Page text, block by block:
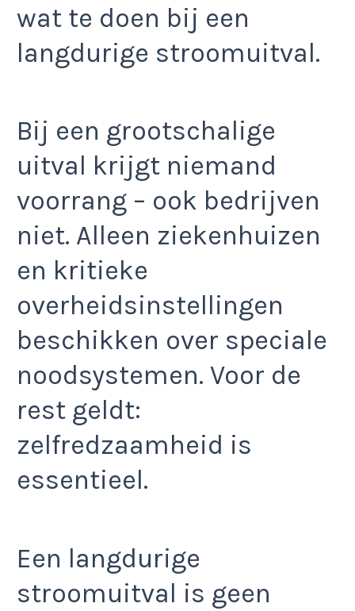
wat te doen bij een
langdurige stroomuitval.
Bij een grootschalige
uitval krijgt niemand
voorrang – ook bedrijven
niet. Alleen ziekenhuizen
en kritieke
overheidsinstellingen
beschikken over speciale
noodsystemen. Voor de
rest geldt:
zelfredzaamheid is
essentieel.
Een langdurige
stroomuitval is geen